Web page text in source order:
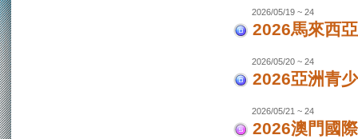
2026/05/19 ~ 24
2026馬來西
2026/05/20 ~ 24
2026亞洲青
2026/05/21 ~ 24
2026澳門國